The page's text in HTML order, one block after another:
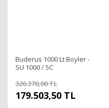
Buderus 1000 Lt Boyler -
SU 1000 / 5C
326.370,00 TL
179.503,50 TL